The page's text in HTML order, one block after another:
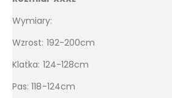
Wymiary:
Wzrost: 192-200cm
Klatka: 124-128cm
Pas: 118-124cm